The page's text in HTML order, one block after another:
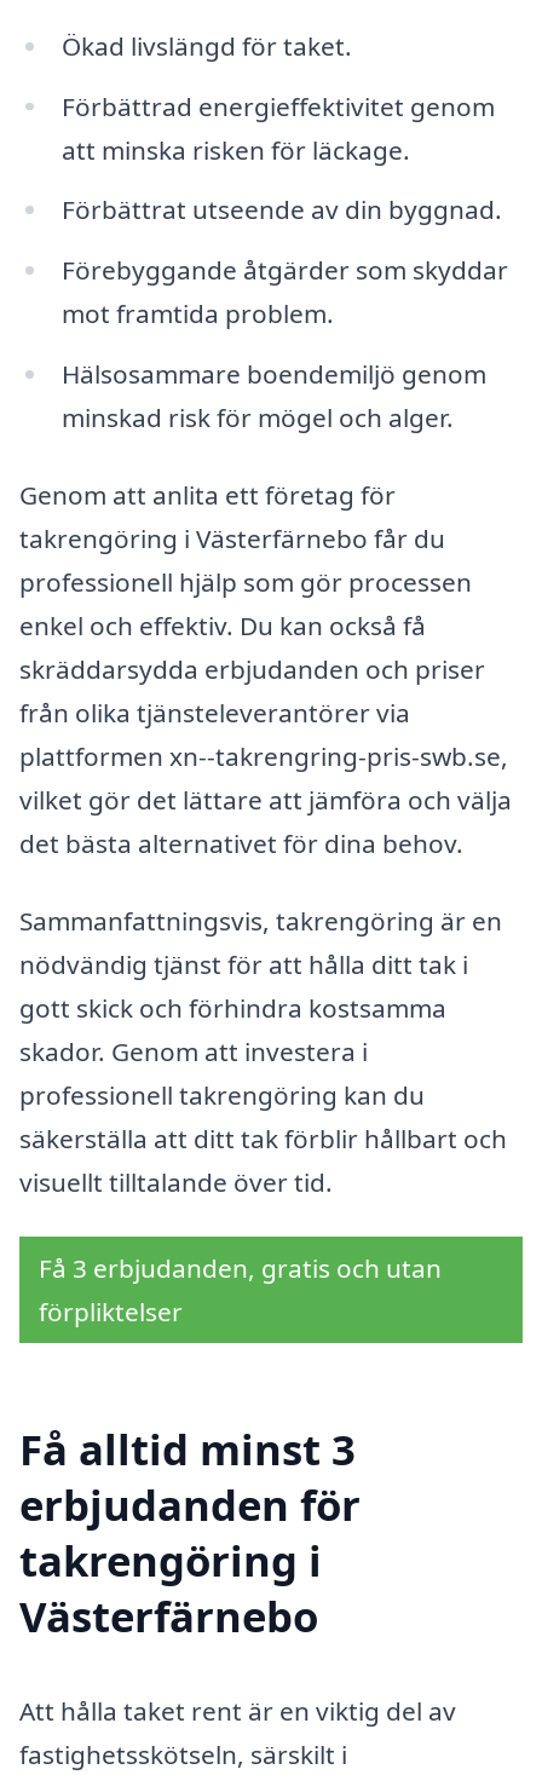
Ökad livslängd för taket.
Förbättrad energieffektivitet genom
att minska risken för läckage.
Förbättrat utseende av din byggnad.
Förebyggande åtgärder som skyddar
mot framtida problem.
Hälsosammare boendemiljö genom
minskad risk för mögel och alger.
Genom att anlita ett företag för
takrengöring i Västerfärnebo får du
professionell hjälp som gör processen
enkel och effektiv. Du kan också få
skräddarsydda erbjudanden och priser
från olika tjänsteleverantörer via
plattformen xn--takrengring-pris-swb.se,
vilket gör det lättare att jämföra och välja
det bästa alternativet för dina behov.
Sammanfattningsvis, takrengöring är en
nödvändig tjänst för att hålla ditt tak i
gott skick och förhindra kostsamma
skador. Genom att investera i
professionell takrengöring kan du
säkerställa att ditt tak förblir hållbart och
visuellt tilltalande över tid.
Få 3 erbjudanden, gratis och utan
förpliktelser
Få alltid minst 3
erbjudanden för
takrengöring i
Västerfärnebo
Att hålla taket rent är en viktig del av
fastighetsskötseln, särskilt i